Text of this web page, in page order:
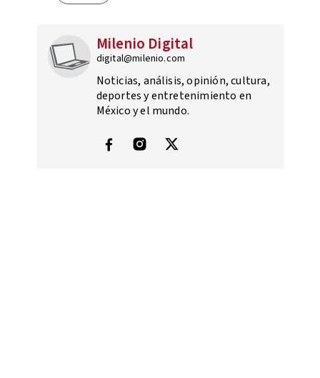
Milenio Digital
digital@milenio.com
Noticias, análisis, opinión, cultura,
deportes y entretenimiento en
México y el mundo.